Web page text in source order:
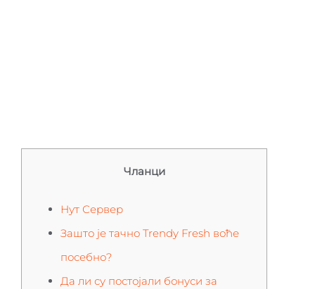
Чланци
Нут Сервер
Зашто је тачно Trendy Fresh воће
посебно?
Да ли су постојали бонуси за